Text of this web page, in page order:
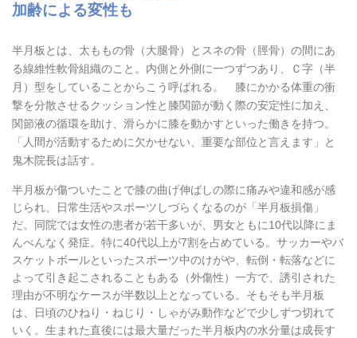
加齢による変性も
半月板とは、太ももの骨（大腿骨）とスネの骨（脛骨）の間にあ
る線維性軟骨組織のこと。内側と外側に一つずつあり、Ｃ字（半
月）型をしていることからこう呼ばれる。 膝にかかる体重の衝
撃を分散させるクッション性と膝関節が動く際の安定性に加え、
関節液の循環を助け、滑らかに膝を動かすといった働きを持つ。
「人間が活動するために欠かせない、重要な部位と言えます」と
鬼木院長は話す。
半月板が傷ついたことで膝の曲げ伸ばしの際に痛みや違和感が感
じられ、日常生活やスポーツしづらくなるのが「半月板損傷」
だ。同院では女性の患者が若干多いが、男女ともに10代以降にま
んべんなく発症。特に40代以上が7割を占めている。サッカーやバ
スケットボールといったスポーツ中のけがや、転倒・転落などに
よって引き起こされることもある（外傷性）一方で、誘引された
理由が不明なケースが半数以上となっている。そもそも半月板
は、日頃のひねり・ねじり・しゃがみ動作などで少しずつ切れて
いく。生まれた直後には最大量だった半月板内の水分量は成長す